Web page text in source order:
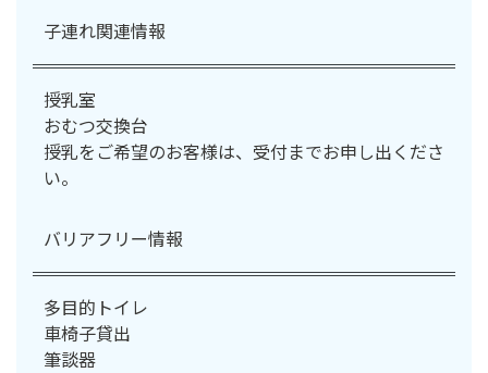
子連れ関連情報
授乳室
おむつ交換台
授乳をご希望のお客様は、受付までお申し出くださ
い。
バリアフリー情報
多目的トイレ
車椅子貸出
筆談器